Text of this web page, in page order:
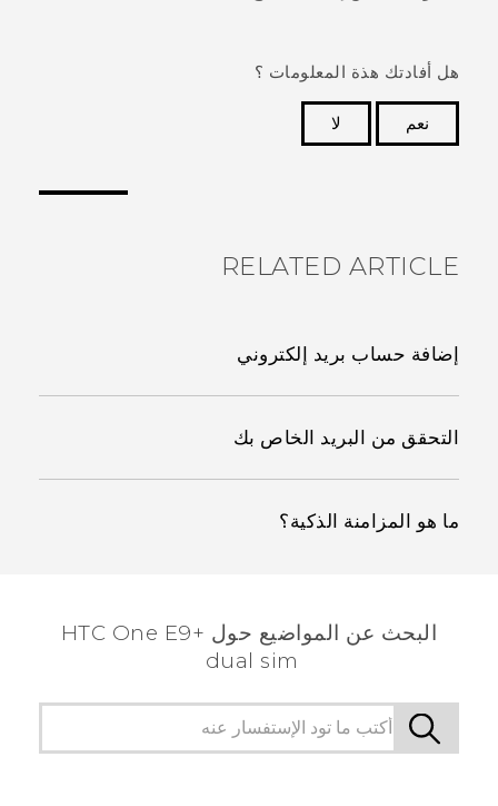
هل أفادتك هذة المعلومات ؟
نعم
لا
RELATED ARTICLE
إضافة حساب بريد إلكتروني
التحقق من البريد الخاص بك
ما هو المزامنة الذكية؟
البحث عن المواضيع حول HTC One E9+
dual sim